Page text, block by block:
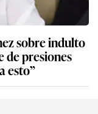
sobre indulto
de presiones
esto”